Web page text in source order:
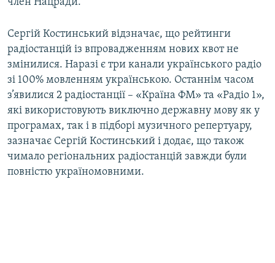
член Нацради.
Сергій Костинський відзначає, що рейтинги
радіостанцій із впровадженням нових квот не
змінилися. Наразі є три канали українського радіо
зі 100% мовленням українською. Останнім часом
з’явилися 2 радіостанції – «Країна ФМ» та «Радіо 1»,
які використовують виключно державну мову як у
програмах, так і в підборі музичного репертуару,
зазначає Сергій Костинський і додає, що також
чимало регіональних радіостанцій завжди були
повністю україномовними.